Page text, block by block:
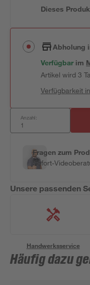
Dieses
Abholung
Verfügbar im
Artikel wird 3
Verfügbarkeit
Anzahl:
Fragen zum
Sofort-
Unsere passenden
Handwerksservice
Häufig dazu